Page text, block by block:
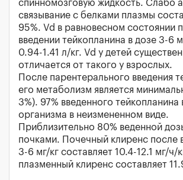
спинномозговую жидкость. Слабо
связывание с белками плазмы
95%. Vd в равновесном состоянии
введении тейкопланина в дозе 3-6
0.94-1.41 л/кг. Vd у детей
отличается от такого у взрослых.
После парентерального введения
его метаболизм является
3%). 97% введенного тейкопланина
организма в неизмененном виде.
Приблизительно 80% веденной
почками. Почечный клиренс после
3-6 мг/кг составляет 10.4-12.1 мг/
плазменный клиренс составляет